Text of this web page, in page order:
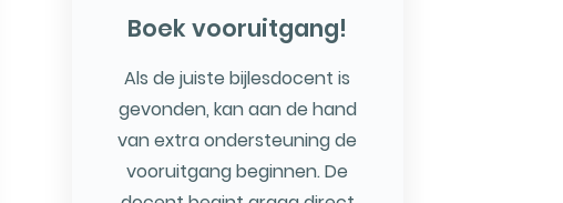
Boek vooruitgang!
Als de juiste bijlesdocent is
gevonden, kan aan de hand
van extra ondersteuning de
vooruitgang beginnen. De